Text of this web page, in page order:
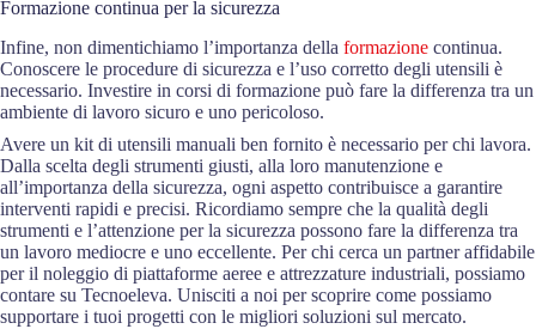
Formazione continua per la sicurezza
Infine, non dimentichiamo l’importanza della formazione continua.
Conoscere le procedure di sicurezza e l’uso corretto degli utensili è
necessario. Investire in corsi di formazione può fare la differenza tra un
ambiente di lavoro sicuro e uno pericoloso.
Avere un kit di utensili manuali ben fornito è necessario per chi lavora.
Dalla scelta degli strumenti giusti, alla loro manutenzione e
all’importanza della sicurezza, ogni aspetto contribuisce a garantire
interventi rapidi e precisi. Ricordiamo sempre che la qualità degli
strumenti e l’attenzione per la sicurezza possono fare la differenza tra
un lavoro mediocre e uno eccellente. Per chi cerca un partner affidabile
per il noleggio di piattaforme aeree e attrezzature industriali, possiamo
contare su Tecnoeleva. Unisciti a noi per scoprire come possiamo
supportare i tuoi progetti con le migliori soluzioni sul mercato.